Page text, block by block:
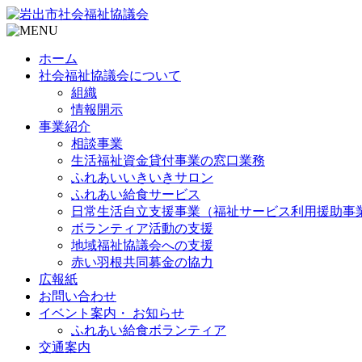
ホーム
社会福祉協議会について
組織
情報開示
事業紹介
相談事業
生活福祉資金貸付事業の窓口業務
ふれあいいきいきサロン
ふれあい給食サービス
日常生活自立支援事業（福祉サービス利用援助事
ボランティア活動の支援
地域福祉協議会への支援
赤い羽根共同募金の協力
広報紙
お問い合わせ
イベント案内・ お知らせ
ふれあい給食ボランティア
交通案内